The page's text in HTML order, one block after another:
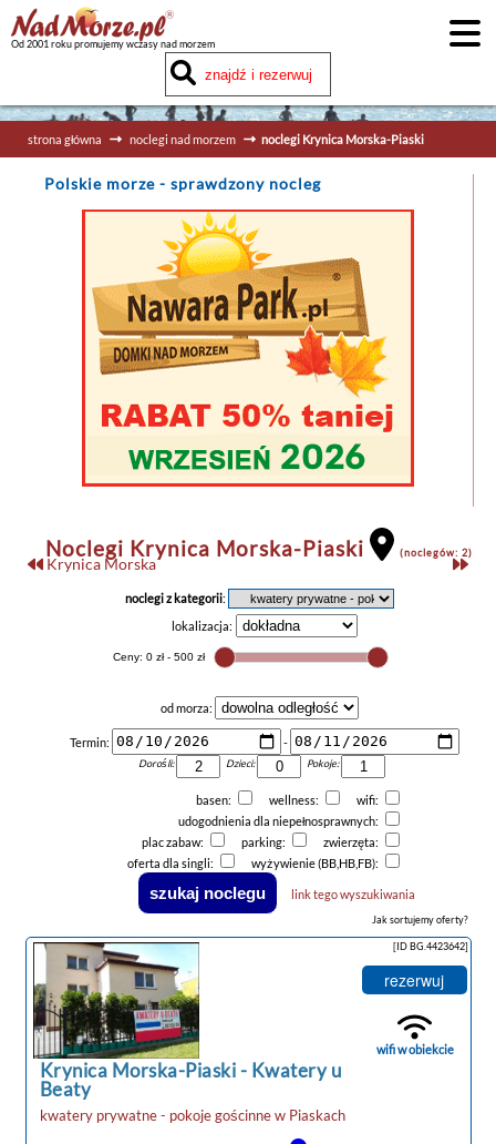
Od 2001 roku promujemy wczasy nad morzem
strona główna noclegi nad morzem noclegi Krynica Morska-Piaski
Polskie morze - sprawdzony nocleg
Noclegi Krynica Morska-Piaski (noclegów: 2)
Krynica Morska
noclegi z kategorii:
lokalizacja:
od morza:
Termin: -
Dorośli: Dzieci: Pokoje:
basen: wellness:
wifi:
udogodnienia dla niepełnosprawnych:
plac zabaw:
parking:
zwierzęta:
oferta dla singli:
wyżywienie (BB,HB,FB):
link tego wyszukiwania
Jak sortujemy oferty?
Krynica Morska-Piaski- Kwatery u
Beaty
kwatery prywatne - pokoje gościnnew Piaskach
[ID BG.4423642]
rezerwuj
wifi w obiekcie